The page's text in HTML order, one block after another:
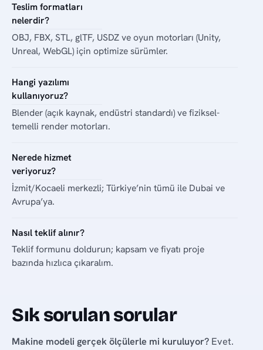
Teslim formatları
nelerdir?
OBJ, FBX, STL, glTF, USDZ ve oyun motorları (Unity,
Unreal, WebGL) için optimize sürümler.
Hangi yazılımı
kullanıyoruz?
Blender (açık kaynak, endüstri standardı) ve fiziksel-
temelli render motorları.
Nerede hizmet
veriyoruz?
İzmit/Kocaeli merkezli; Türkiye’nin tümü ile Dubai ve
Avrupa’ya.
Nasıl teklif alınır?
Teklif formunu doldurun; kapsam ve fiyatı proje
bazında hızlıca çıkaralım.
Sık sorulan sorular
Makine modeli gerçek ölçülerle mi kuruluyor? Evet.